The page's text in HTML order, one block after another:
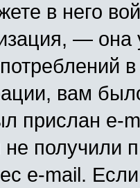
в него
—
вам
прислан e-
получили
e-mail.